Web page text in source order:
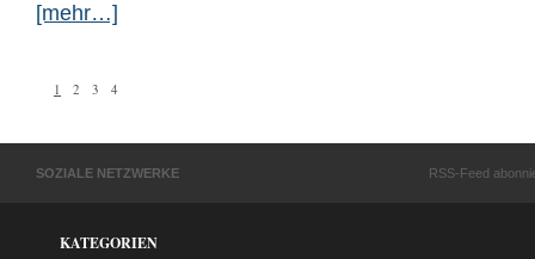
[mehr…]
1 2 3 4
SOZIALE NETZWERKE RSS-Feed
KATEGORIEN